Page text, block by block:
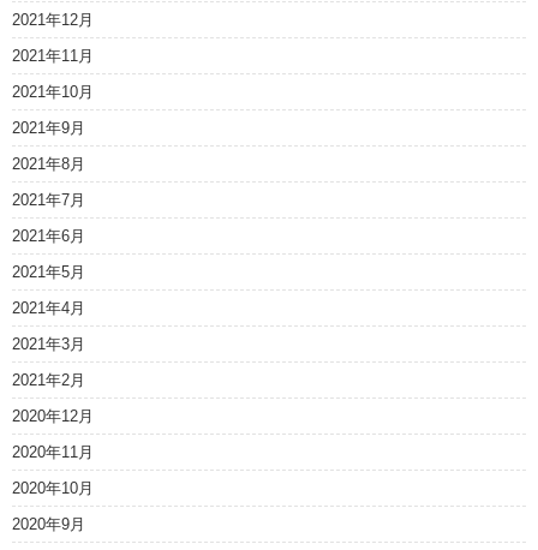
2021年12月
2021年11月
2021年10月
2021年9月
2021年8月
2021年7月
2021年6月
2021年5月
2021年4月
2021年3月
2021年2月
2020年12月
2020年11月
2020年10月
2020年9月